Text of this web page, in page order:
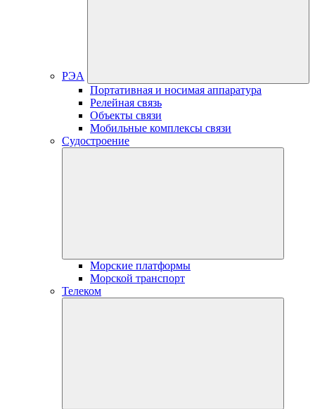
РЭА
Портативная и носимая аппаратура
Релейная связь
Объекты связи
Мобильные комплексы связи
Судостроение
Морские платформы
Морской транспорт
Телеком